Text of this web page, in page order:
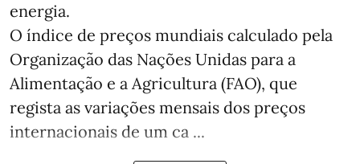
energia.
O índice de preços mundiais calculado pela
Organização das Nações Unidas para a
Alimentação e a Agricultura (FAO), que
regista as variações mensais dos preços
internacionais de um ca ...